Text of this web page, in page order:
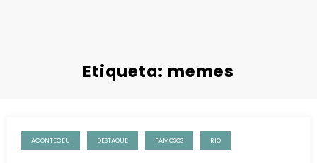
Etiqueta: memes
ACONTECEU DESTAQUE FAMOSOS RIO